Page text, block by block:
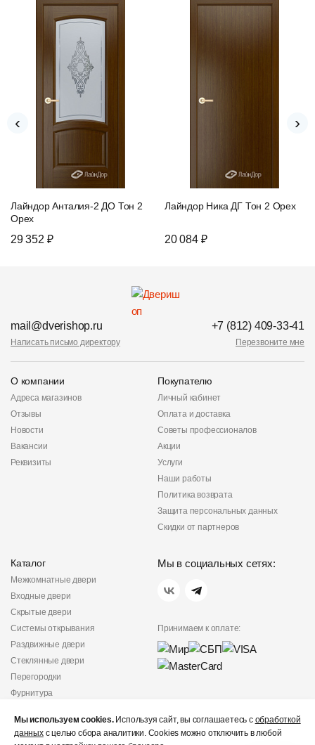
Лайндор Анталия-2 ДО Тон 2
Орех
29 352 ₽
Лайндор Ника ДГ Тон 2 Орех
20 084 ₽
‹ ›
mail@dverishop.ru
Написать письмо директору
+7 (812) 409-33-41
Перезвоните мне
О компании
Адреса магазинов
Отзывы
Новости
Вакансии
Реквизиты
Покупателю
Личный кабинет
Оплата и доставка
Советы профессионалов
Акции
Услуги
Наши работы
Политика возврата
Защита персональных данных
Скидки от партнеров
Каталог
Межкомнатные двери
Входные двери
Скрытые двери
Системы открывания
Раздвижные двери
Стеклянные двери
Перегородки
Фурнитура
Мы в социальных сетях:
Принимаем к оплате:
конфиденциальности
Не является публичной
Мы используем cookies.Используя сайт, вы соглашаетесь с обработкой
данныхс целью сбора аналитики. Cookies можно отключить в любой